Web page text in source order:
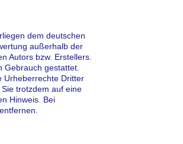
dem deutschen
außerhalb der
Autors bzw. Erstellers.
Gebrauch gestattet.
Urheberrechte Dritter
trotzdem auf eine
Hinweis. Bei